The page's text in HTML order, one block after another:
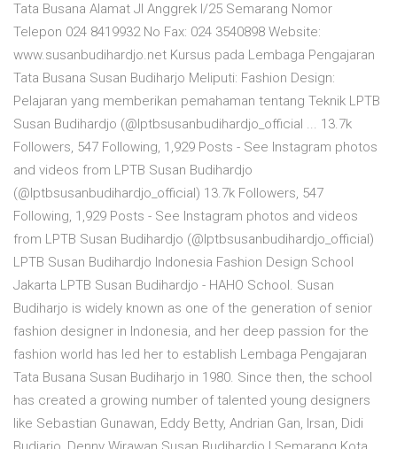
Tata Busana Alamat Jl Anggrek I/25 Semarang Nomor
Telepon 024 8419932 No Fax: 024 3540898 Website:
www.susanbudihardjo.net Kursus pada Lembaga Pengajaran
Tata Busana Susan Budiharjo Meliputi: Fashion Design:
Pelajaran yang memberikan pemahaman tentang Teknik LPTB
Susan Budihardjo (@lptbsusanbudihardjo_official ... 13.7k
Followers, 547 Following, 1,929 Posts - See Instagram photos
and videos from LPTB Susan Budihardjo
(@lptbsusanbudihardjo_official) 13.7k Followers, 547
Following, 1,929 Posts - See Instagram photos and videos
from LPTB Susan Budihardjo (@lptbsusanbudihardjo_official)
LPTB Susan Budihardjo Indonesia Fashion Design School
Jakarta LPTB Susan Budihardjo - HAHO School. Susan
Budiharjo is widely known as one of the generation of senior
fashion designer in Indonesia, and her deep passion for the
fashion world has led her to establish Lembaga Pengajaran
Tata Busana Susan Budiharjo in 1980. Since then, the school
has created a growing number of talented young designers
like Sebastian Gunawan, Eddy Betty, Andrian Gan, Irsan, Didi